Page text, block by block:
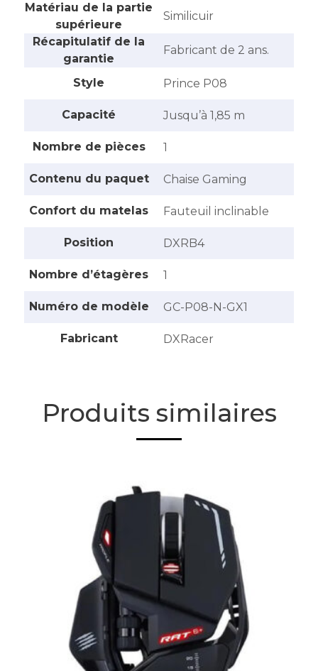
Matériau de la partie
supérieure
‎Similicuir
Récapitulatif de la
garantie
‎Fabricant de 2 ans.
Style ‎Prince P08
Capacité ‎Jusqu’à 1,85 m
Nombre de pièces ‎1
Contenu du paquet ‎Chaise Gaming
Confort du matelas ‎Fauteuil inclinable
Position ‎DXRB4
Nombre d’étagères ‎1
Numéro de modèle ‎GC-P08-N-GX1
Fabricant ‎DXRacer
Produits similaires